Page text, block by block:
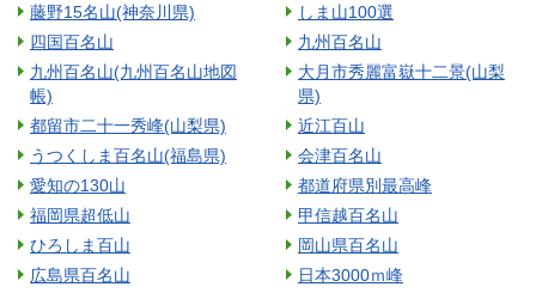
藤野15名山(神奈川県)
しま山100選
四国百名山
九州百名山
九州百名山(九州百名山地図
帳)
大月市秀麗富嶽十二景(山梨
県)
都留市二十一秀峰(山梨県)
近江百山
うつくしま百名山(福島県)
会津百名山
愛知の130山
都道府県別最高峰
福岡県超低山
甲信越百名山
ひろしま百山
岡山県百名山
広島県百名山
日本3000ｍ峰